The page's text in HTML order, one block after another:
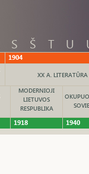
S Š T U
1904
XX A. LITERATŪRA
MODERNIOJI
LIETUVOS
RESPUBLIKA
1918 1940